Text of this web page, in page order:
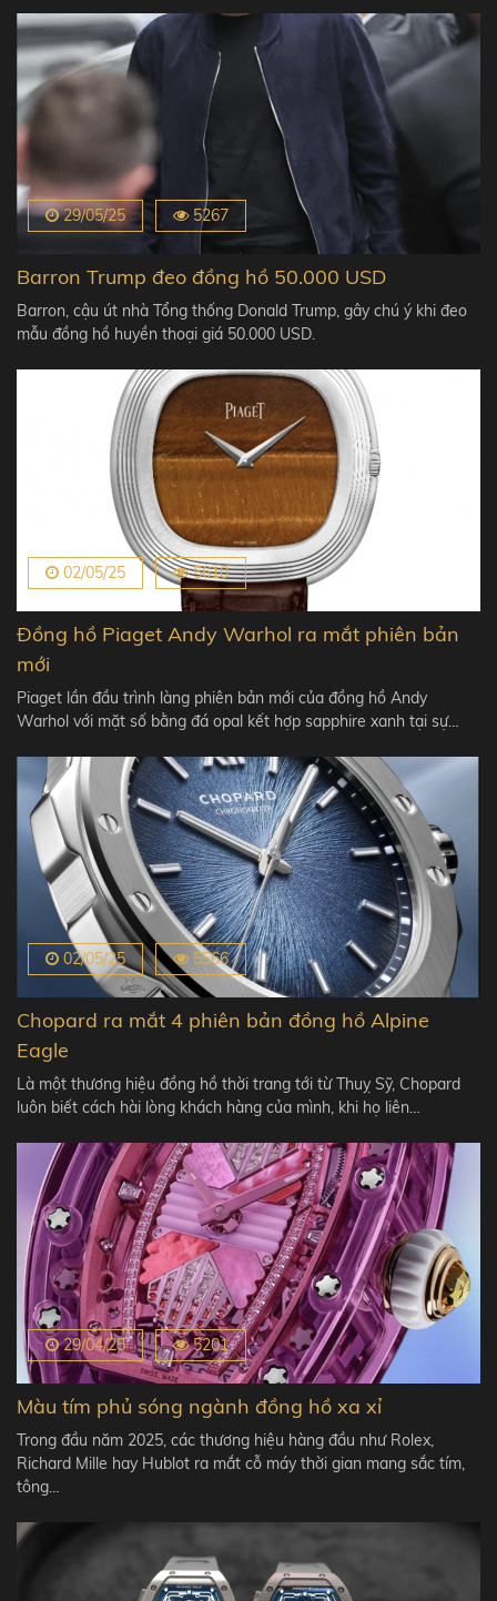
29/05/25 5267
Barron Trump đeo đồng hồ 50.000 USD
Barron, cậu út nhà Tổng thống Donald Trump, gây chú ý khi đeo
mẫu đồng hồ huyền thoại giá 50.000 USD.
02/05/25 5610
Đồng hồ Piaget Andy Warhol ra mắt phiên bản
mới
Piaget lần đầu trình làng phiên bản mới của đồng hồ Andy
Warhol với mặt số bằng đá opal kết hợp sapphire xanh tại sự…
02/05/25 5566
Chopard ra mắt 4 phiên bản đồng hồ Alpine
Eagle
Là một thương hiệu đồng hồ thời trang tới từ Thuỵ Sỹ, Chopard
luôn biết cách hài lòng khách hàng của mình, khi họ liên…
29/04/25 5201
Màu tím phủ sóng ngành đồng hồ xa xỉ
Trong đầu năm 2025, các thương hiệu hàng đầu như Rolex,
Richard Mille hay Hublot ra mắt cỗ máy thời gian mang sắc tím,
tông…